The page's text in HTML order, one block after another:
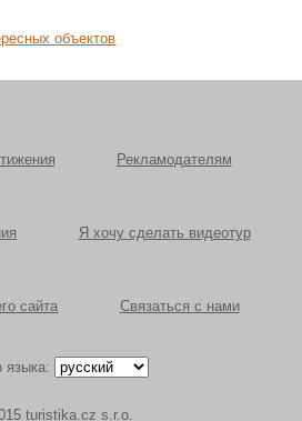
объектов
Рекламодателям
Я хочу сделать видеотур
сайта Связаться с нами
языка:
turistika.cz s.r.o.